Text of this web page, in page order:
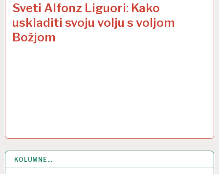
Sveti Alfonz Liguori: Kako
uskladiti svoju volju s voljom
Božjom
KOLUMNE…
26 PRO 2017